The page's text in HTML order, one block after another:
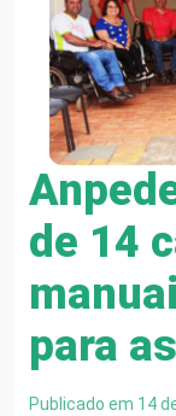
de 14
para
Publicado em 14